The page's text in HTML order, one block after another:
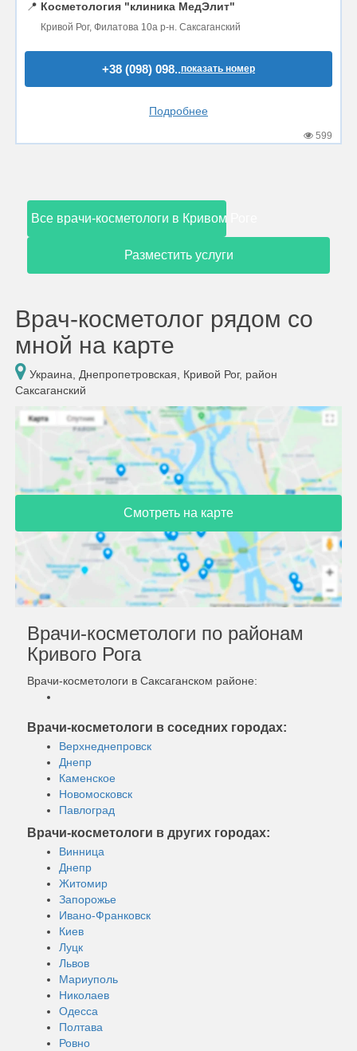
📍 Косметология "клиника МедЭлит"
Кривой Рог, Филатова 10а р-н. Саксаганский
+38 (098) 098..показать номер
Подробнее
599
Все врачи-косметологи в Кривом Роге
Разместить услуги
Врач-косметолог рядом со
мной на карте
Украина, Днепропетровская, Кривой Рог, район
Саксаганский
Смотреть на карте
Врачи-косметологи по районам
Кривого Рога
Врачи-косметологи в Саксаганском районе:
Врачи-косметологи в соседних городах:
Верхнеднепровск
Днепр
Каменское
Новомосковск
Павлоград
Врачи-косметологи в других городах:
Винница
Днепр
Житомир
Запорожье
Ивано-Франковск
Киев
Луцк
Львов
Мариуполь
Николаев
Одесса
Полтава
Ровно